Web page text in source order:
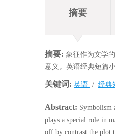
摘要
摘要: 象征作为文学
意义。英语经典短篇
关键词: 英语 / 经典
Abstract: Symbolism
plays a special role in
off by contrast the plot